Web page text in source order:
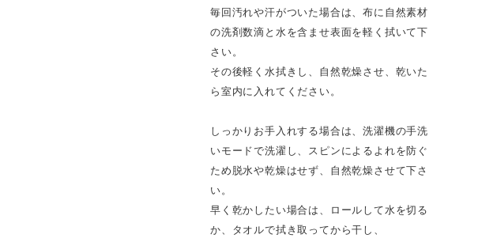
毎回汚れや汗がついた場合は、布に自然素材
の洗剤数滴と水を含ませ表面を軽く拭いて下
さい。
その後軽く水拭きし、自然乾燥させ、乾いた
ら室内に入れてください。
しっかりお手入れする場合は、洗濯機の手洗
いモードで洗濯し、スピンによるよれを防ぐ
ため脱水や乾燥はせず、自然乾燥させて下さ
い。
早く乾かしたい場合は、ロールして水を切る
か、タオルで拭き取ってから干し、